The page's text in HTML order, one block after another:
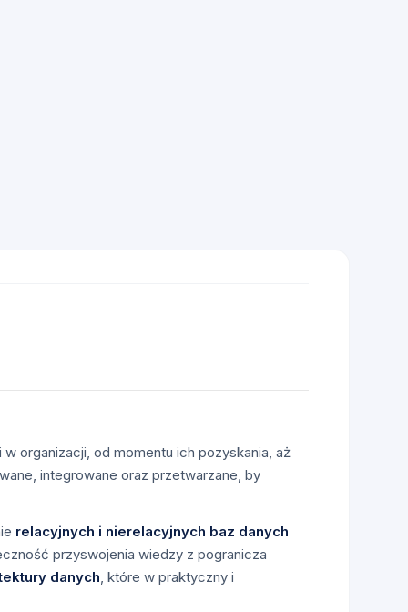
organizacji, od momentu ich pozyskania, aż
integrowane oraz przetwarzane, by
relacyjnych i nierelacyjnych baz danych
przyswojenia wiedzy z pogranicza
danych, które w praktyczny i